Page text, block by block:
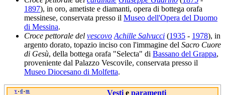
1897), in oro, ametiste e diamanti, opera di bottega orafa
messinese, conservata presso il Museo dell'Opera del Duomo
di Messina.
Croce pettorale del vescovo Achille Salvucci (1935 - 1978), in
argento dorato, topazio inciso con l'immagine del Sacro Cuore
di Gesù, della bottega orafa "Selecta" di Bassano del Grappa,
proveniente dal Palazzo Vescovile, conservata presso il
Museo Diocesano di Molfetta.
v • d • m Vesti eparamenti